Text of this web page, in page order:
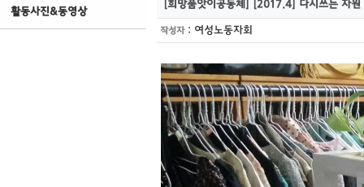
활동사진&동영상
[희망품앗이공동체] [2017.4] 다시쓰는 자원
작성자: 여성노동자회